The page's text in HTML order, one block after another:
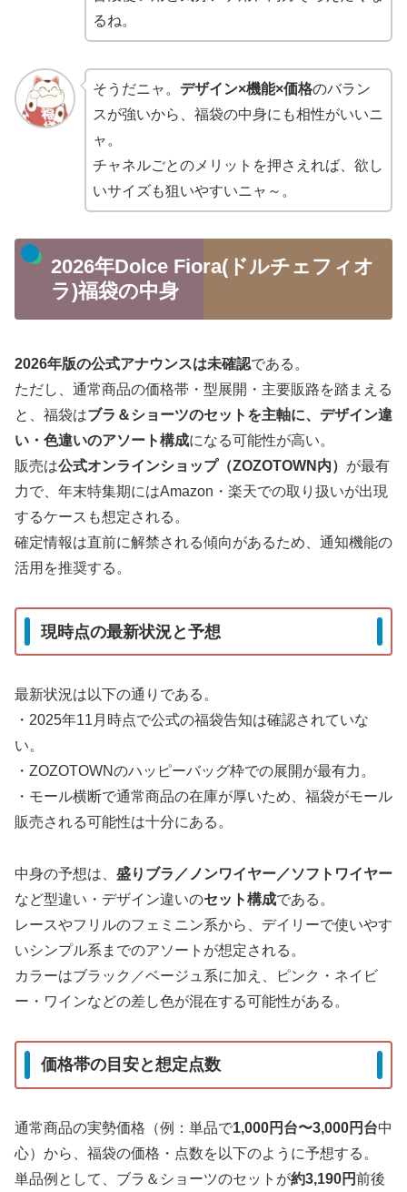
るね。
そうだニャ。 デザイン×機能×価格のバラン
スが強いから、福袋の中身にも相性がいいニ
ャ。
チャネルごとのメリットを押さえれば、欲し
いサイズも狙いやすいニャ～。
2026年Dolce Fiora(ドルチェフィオ
ラ)福袋の中身
2026年版の公式アナウンスは未確認である。
ただし、通常商品の価格帯・型展開・主要販路を踏まえる
と、福袋はブラ＆ショーツのセットを主軸に、デザイン違
い・色違いのアソート構成になる可能性が高い。
販売は公式オンラインショップ（ZOZOTOWN内） が最有
力で、年末特集期にはAmazon・楽天での取り扱いが出現
するケースも想定される。
確定情報は直前に解禁される傾向があるため、通知機能の
活用を推奨する。
現時点の最新状況と予想
最新状況は以下の通りである。
・2025年11月時点で公式の福袋告知は確認されていな
い。
・ZOZOTOWNのハッピーバッグ枠での展開が最有力。
・モール横断で通常商品の在庫が厚いため、福袋がモール
販売される可能性は十分にある。
中身の予想は、 盛りブラ／ノンワイヤー／ソフトワイヤー
など型違い・デザイン違いのセット構成である。
レースやフリルのフェミニン系から、デイリーで使いやす
いシンプル系までのアソートが想定される。
カラーはブラック／ベージュ系に加え、ピンク・ネイビ
ー・ワインなどの差し色が混在する可能性がある。
価格帯の目安と想定点数
通常商品の実勢価格（例：単品で1,000円台〜3,000円台中
心）から、福袋の価格・点数を以下のように予想する。
単品例として、ブラ＆ショーツのセットが約3,190円前後